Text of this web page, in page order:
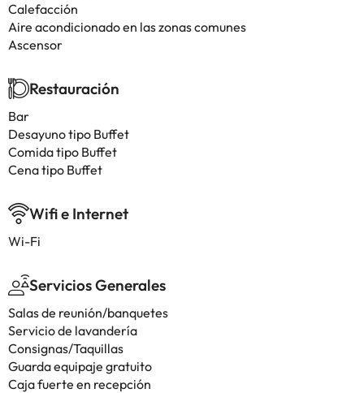
Calefacción
Aire acondicionado en las zonas comunes
Ascensor
Restauración
Bar
Desayuno tipo Buffet
Comida tipo Buffet
Cena tipo Buffet
Wifi e Internet
Wi-Fi
Servicios Generales
Salas de reunión/banquetes
Servicio de lavandería
Consignas/Taquillas
Guarda equipaje gratuito
Caja fuerte en recepción